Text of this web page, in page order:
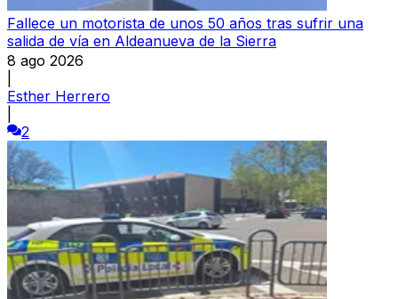
Fallece un motorista de unos 50 años tras sufrir una
salida de vía en Aldeanueva de la Sierra
8 ago 2026
Esther Herrero
2